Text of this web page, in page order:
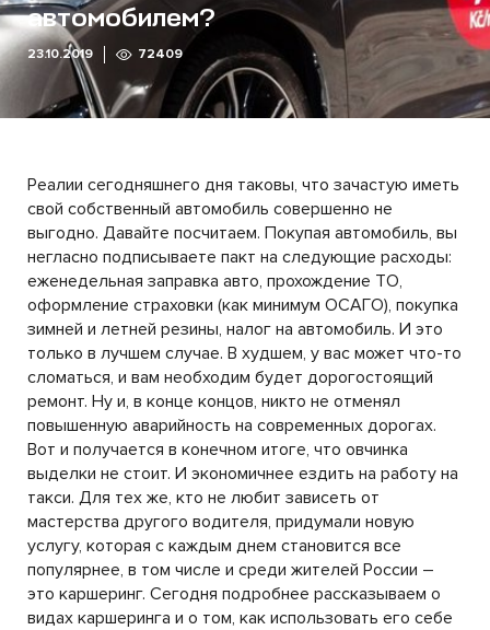
автомобилем?
23.10.2019 72409
Реалии сегодняшнего дня таковы, что зачастую иметь
свой собственный автомобиль совершенно не
выгодно. Давайте посчитаем. Покупая автомобиль, вы
негласно подписываете пакт на следующие расходы:
еженедельная заправка авто, прохождение ТО,
оформление страховки (как минимум ОСАГО), покупка
зимней и летней резины, налог на автомобиль. И это
только в лучшем случае. В худшем, у вас может что-то
сломаться, и вам необходим будет дорогостоящий
ремонт. Ну и, в конце концов, никто не отменял
повышенную аварийность на современных дорогах.
Вот и получается в конечном итоге, что овчинка
выделки не стоит. И экономичнее ездить на работу на
такси. Для тех же, кто не любит зависеть от
мастерства другого водителя, придумали новую
услугу, которая с каждым днем становится все
популярнее, в том числе и среди жителей России –
это каршеринг. Сегодня подробнее рассказываем о
видах каршеринга и о том, как использовать его себе